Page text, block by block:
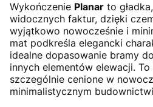
Wykończenie Planar to
widocznych faktur, dzięki
wyjątkowo nowocześnie i
mat podkreśla elegancki
idealne dopasowanie bramy
innych elementów elewacji.
szczególnie cenione w
minimalistycznym